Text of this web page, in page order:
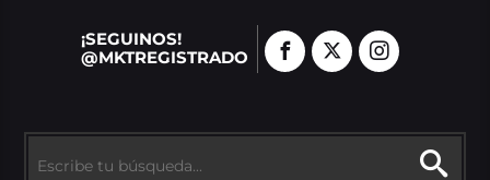
¡SEGUINOS!
@MKTREGISTRADO